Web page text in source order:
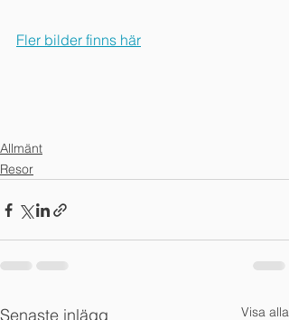
Fler bilder finns här
Allmänt
Resor
Senaste inlägg Visa alla